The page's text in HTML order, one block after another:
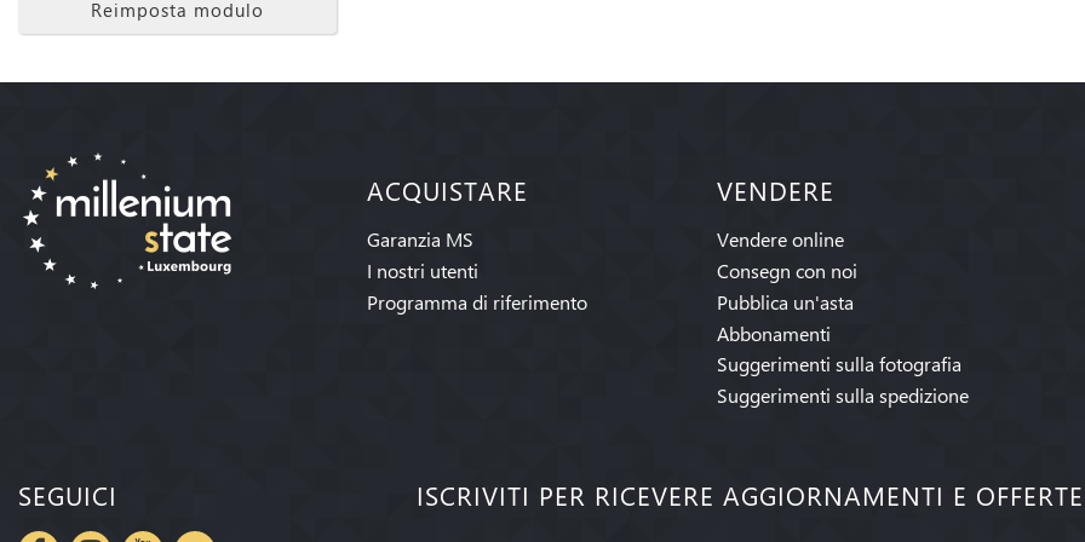
Reimposta modulo
ACQUISTARE
Garanzia MS
I nostri utenti
Programma di riferimento
VENDERE
Vendere online
Consegn con noi
Pubblica un'asta
Abbonamenti
Suggerimenti sulla fotografia
Suggerimenti sulla spedizione
SEGUICI ISCRIVITI PER RICEVERE AGGIORNAMENTI E